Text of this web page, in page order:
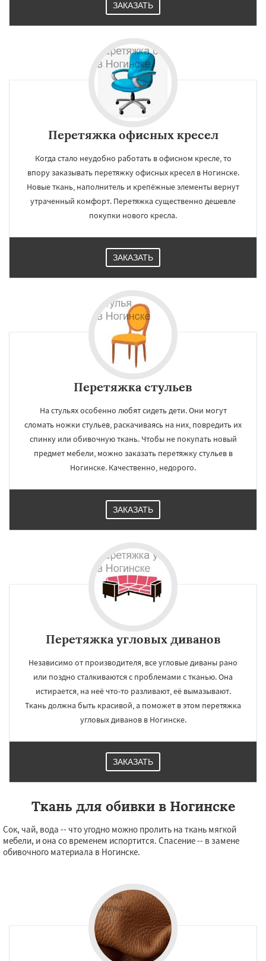
ЗАКАЗАТЬ
Перетяжка офисных кресел
Когда стало неудобно работать в офисном кресле, то
впору заказывать перетяжку офисных кресел в Ногинске.
Новые ткань, наполнитель и крепёжные элементы вернут
утраченный комфорт. Перетяжка существенно дешевле
покупки нового кресла.
ЗАКАЗАТЬ
Перетяжка стульев
На стульях особенно любят сидеть дети. Они могут
сломать ножки стульев, раскачиваясь на них, повредить их
спинку или обивочную ткань. Чтобы не покупать новый
предмет мебели, можно заказать перетяжку стульев в
Ногинске. Качественно, недорого.
ЗАКАЗАТЬ
Перетяжка угловых диванов
Независимо от производителя, все угловые диваны рано
или поздно сталкиваются с проблемами с тканью. Она
истирается, на неё что-то разливают, её вымазывают.
Ткань должна быть красивой, а поможет в этом перетяжка
угловых диванов в Ногинске.
ЗАКАЗАТЬ
Ткань для обивки в Ногинске
Сок, чай, вода -- что угодно можно пролить на ткань мягкой
мебели, и она со временем испортится. Спасение -- в замене
обивочного материала в Ногинске.